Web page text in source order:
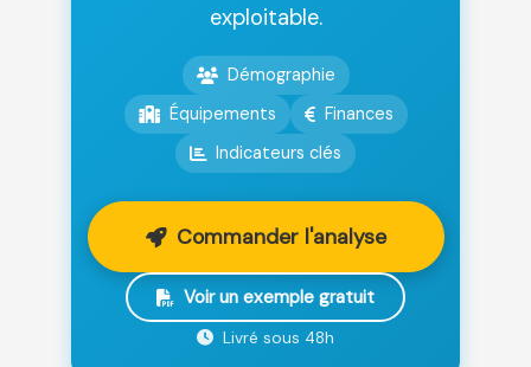
exploitable.
Démographie
Équipements
Finances
Indicateurs clés
Commander l'analyse
Voir un exemple gratuit
Livré sous 48h